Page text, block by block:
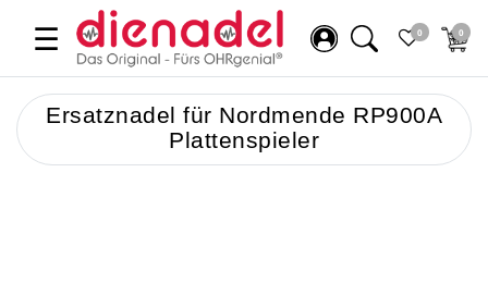
☰ 0 0
Ersatznadel für Nordmende RP900A
Plattenspieler